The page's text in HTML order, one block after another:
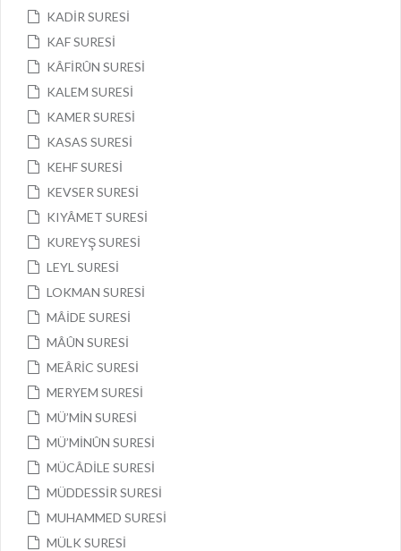
KADİR SURESİ
KAF SURESİ
KÂFİRÛN SURESİ
KALEM SURESİ
KAMER SURESİ
KASAS SURESİ
KEHF SURESİ
KEVSER SURESİ
KIYÂMET SURESİ
KUREYŞ SURESİ
LEYL SURESİ
LOKMAN SURESİ
MÂİDE SURESİ
MÂÛN SURESİ
MEÂRİC SURESİ
MERYEM SURESİ
MÜ’MİN SURESİ
MÜ’MİNÛN SURESİ
MÜCÂDİLE SURESİ
MÜDDESSİR SURESİ
MUHAMMED SURESİ
MÜLK SURESİ